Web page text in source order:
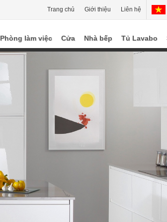
Trang chủ Giới thiệu Liên hệ
Phòng làm việc Cửa Nhà bếp Tủ Lavabo